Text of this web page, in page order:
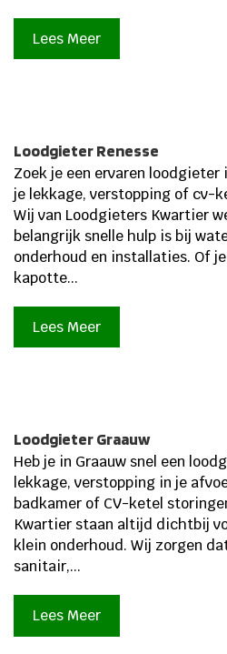
Lees Meer
Loodgieter Renesse
Zoek je een ervaren
je lekkage, verstopping of cv-
Wij van Loodgieters Kwartier
belangrijk snelle hulp is bij
onderhoud en installaties.​ Of
kapotte...
Lees Meer
Loodgieter Graauw
Heb je in Graauw snel een
lekkage, verstopping in je
badkamer of CV-ketel
Kwartier staan altijd dichtbij
klein onderhoud.​ Wij zorgen
sanitair,...
Lees Meer